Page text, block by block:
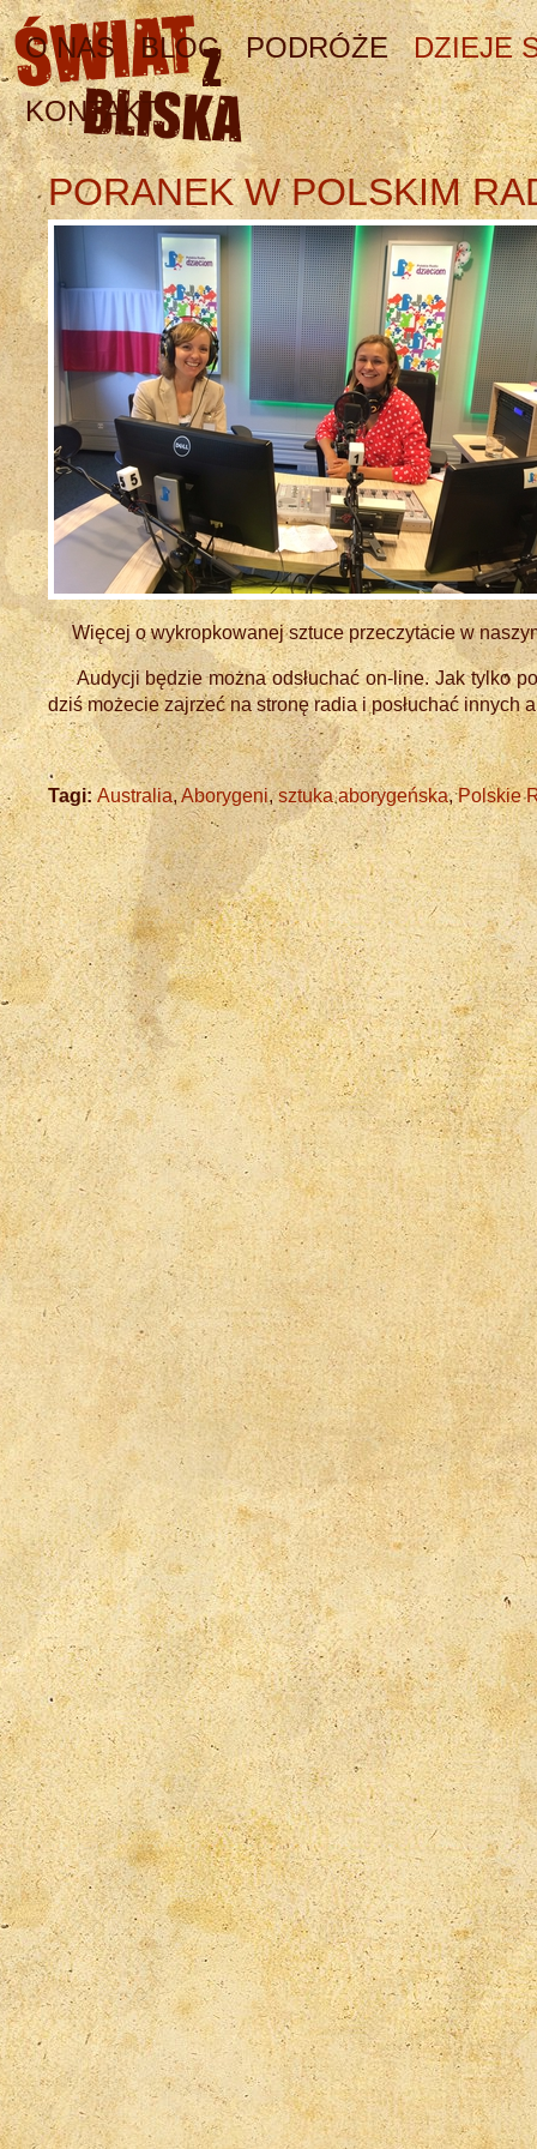
O NAS BLOG PODRÓŻE
DZIEJE
KONTAKT
PORANEK W POLSKIM
Więcej o wykropkowanej sztuce przeczytacie w
Audycji będzie można odsłuchać on-line. Jak tylko
dziś możecie zajrzeć na stronę radia i posłuchać innych
Tagi:Australia,Aborygeni,sztuka aborygeńska,Polskie